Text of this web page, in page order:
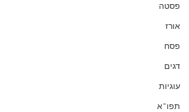
פסטה
אורז
פסח
דגים
עוגיות
תפו"א